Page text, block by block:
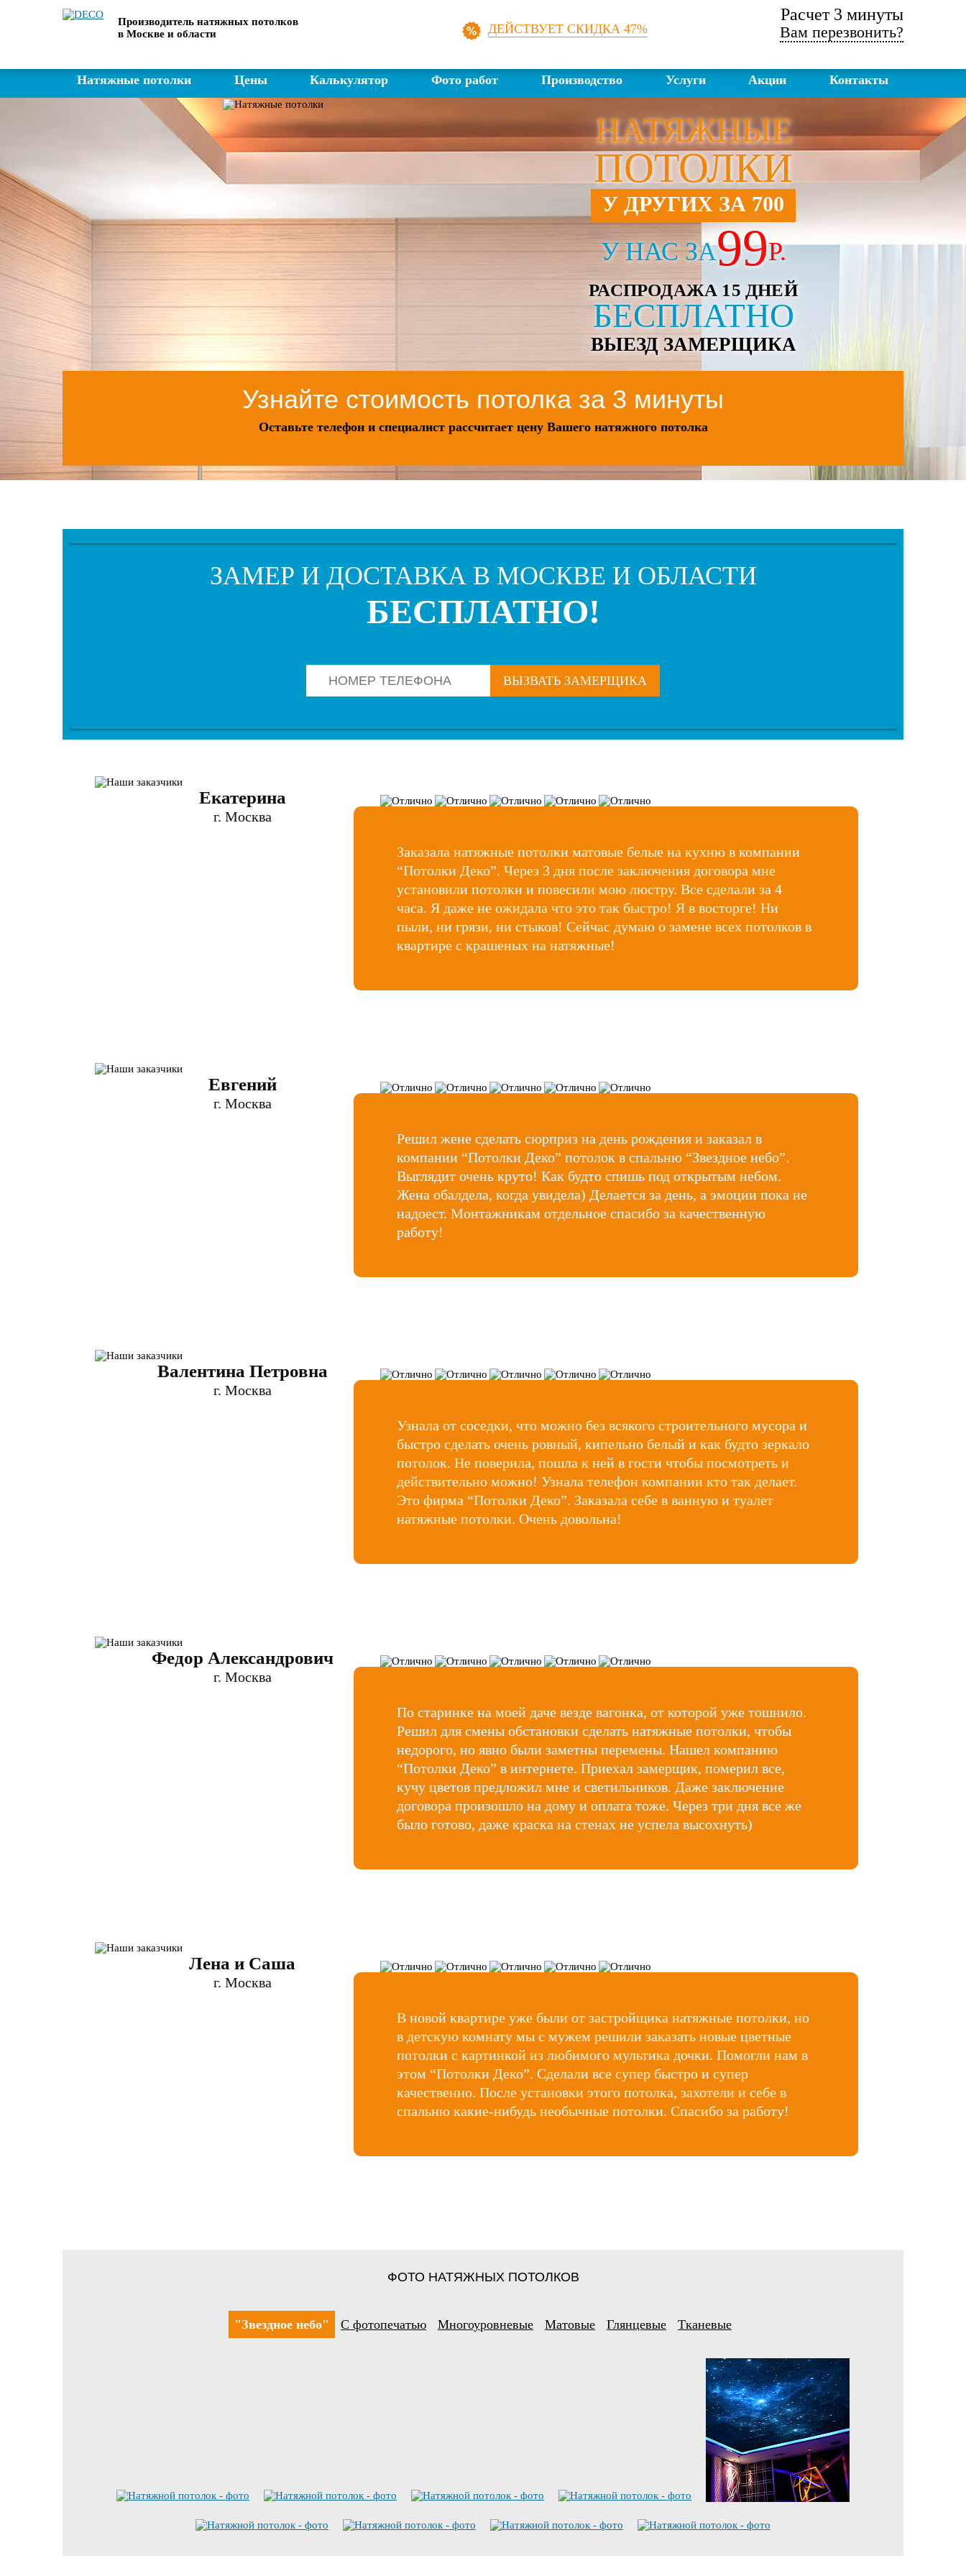
Производитель натяжных потолков
в Москве и области
ДЕЙСТВУЕТ СКИДКА 47%
Расчет 3 минуты
Вам перезвонить?
Натяжные потолки Цены Калькулятор Фото работ Производство Услуги Акции Контакты
НАТЯЖНЫЕ
ПОТОЛКИ
У ДРУГИХ ЗА 700
У НАС ЗА99Р.
РАСПРОДАЖА 15 ДНЕЙ
БЕСПЛАТНО
ВЫЕЗД ЗАМЕРЩИКА
Узнайте стоимость потолка за 3 минуты
Оставьте телефон и специалист рассчитает цену Вашего натяжного потолка
ЗАМЕР И ДОСТАВКА В МОСКВЕ И ОБЛАСТИ
БЕСПЛАТНО!
ВЫЗВАТЬ ЗАМЕРЩИКА
Екатерина
г. Москва
Заказала натяжные потолки матовые белые на кухню в компании
“Потолки Деко”. Через 3 дня после заключения договора мне
установили потолки и повесили мою люстру. Все сделали за 4
часа. Я даже не ожидала что это так быстро! Я в восторге! Ни
пыли, ни грязи, ни стыков! Сейчас думаю о замене всех потолков в
квартире с крашеных на натяжные!
Евгений
г. Москва
Решил жене сделать сюрприз на день рождения и заказал в
компании “Потолки Деко” потолок в спальню “Звездное небо”.
Выглядит очень круто! Как будто спишь под открытым небом.
Жена обалдела, когда увидела) Делается за день, а эмоции пока не
надоест. Монтажникам отдельное спасибо за качественную
работу!
Валентина Петровна
г. Москва
Узнала от соседки, что можно без всякого строительного мусора и
быстро сделать очень ровный, кипельно белый и как будто зеркало
потолок. Не поверила, пошла к ней в гости чтобы посмотреть и
действительно можно! Узнала телефон компании кто так делает.
Это фирма “Потолки Деко”. Заказала себе в ванную и туалет
натяжные потолки. Очень довольна!
Федор Александрович
г. Москва
По старинке на моей даче везде вагонка, от которой уже тошнило.
Решил для смены обстановки сделать натяжные потолки, чтобы
недорого, но явно были заметны перемены. Нашел компанию
“Потолки Деко” в интернете. Приехал замерщик, померил все,
кучу цветов предложил мне и светильников. Даже заключение
договора произошло на дому и оплата тоже. Через три дня все же
было готово, даже краска на стенах не успела высохнуть)
Лена и Саша
г. Москва
В новой квартире уже были от застройщика натяжные потолки, но
в детскую комнату мы с мужем решили заказать новые цветные
потолки с картинкой из любимого мультика дочки. Помогли нам в
этом “Потолки Деко”. Сделали все супер быстро и супер
качественно. После установки этого потолка, захотели и себе в
спальню какие-нибудь необычные потолки. Спасибо за работу!
ФОТО НАТЯЖНЫХ ПОТОЛКОВ
"Звездное небо" С фотопечатью Многоуровневые Матовые Глянцевые Тканевые